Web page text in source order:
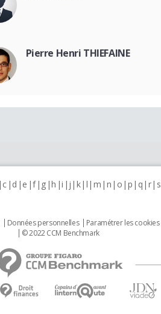
Pierre Henri THIEFAINE
c d e f g h i j k l m n o p q r s
Données personnelles Paramétrer les cookies
© 2022 CCM Benchmark